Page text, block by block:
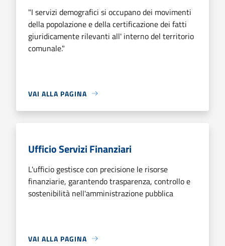
"I servizi demografici si occupano dei movimenti
della popolazione e della certificazione dei fatti
giuridicamente rilevanti all' interno del territorio
comunale."
VAI ALLA PAGINA
Ufficio Servizi Finanziari
L'ufficio gestisce con precisione le risorse
finanziarie, garantendo trasparenza, controllo e
sostenibilità nell'amministrazione pubblica
VAI ALLA PAGINA